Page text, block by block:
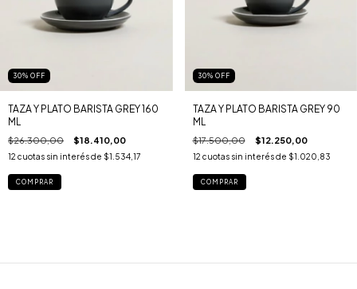
30% OFF
TAZA Y PLATO BARISTA GREY 160
ML
$26.300,00 $18.410,00
12 cuotas sin interés de $1.534,17
30% OFF
TAZA Y PLATO BARISTA GREY 90
ML
$17.500,00 $12.250,00
12 cuotas sin interés de $1.020,83